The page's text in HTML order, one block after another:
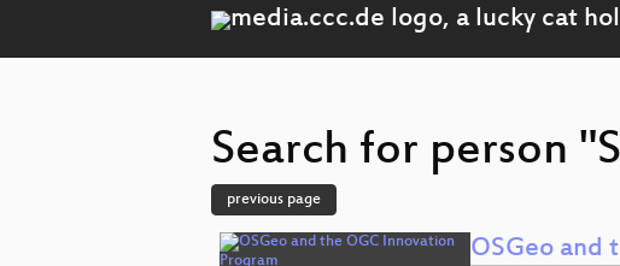
Search for person
previous page
OSGeo and